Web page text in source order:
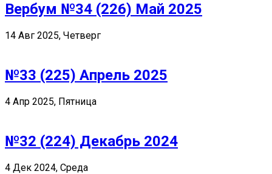
Вербум №34 (226) Май 2025
14 Авг 2025, Четверг
№33 (225) Апрель 2025
4 Апр 2025, Пятница
№32 (224) Декабрь 2024
4 Дек 2024, Среда